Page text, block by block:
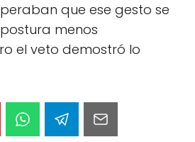
que ese gesto se
menos
el veto demostró lo